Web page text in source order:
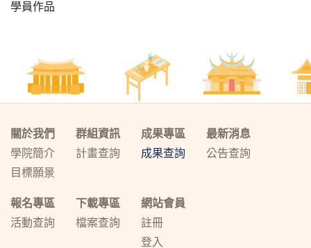
學員作品
關於我們
學院簡介
目標願景
群組資訊
計畫查詢
成果專區
成果查詢
最新消息
公告查詢
報名專區
活動查詢
下載專區
檔案查詢
網站會員
註冊
登入